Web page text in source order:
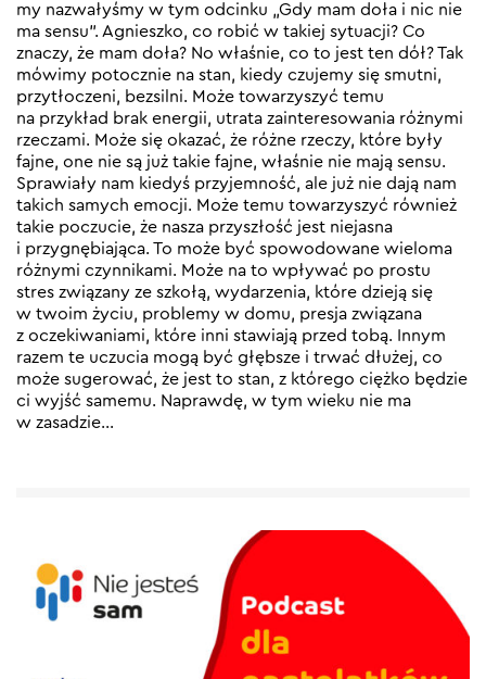
my nazwałyśmy w tym odcinku „Gdy mam doła i nic nie
ma sensu”. Agnieszko, co robić w takiej sytuacji? Co
znaczy, że mam doła? No właśnie, co to jest ten dół? Tak
mówimy potocznie na stan, kiedy czujemy się smutni,
przytłoczeni, bezsilni. Może towarzyszyć temu
na przykład brak energii, utrata zainteresowania różnymi
rzeczami. Może się okazać, że różne rzeczy, które były
fajne, one nie są już takie fajne, właśnie nie mają sensu.
Sprawiały nam kiedyś przyjemność, ale już nie dają nam
takich samych emocji. Może temu towarzyszyć również
takie poczucie, że nasza przyszłość jest niejasna
i przygnębiająca. To może być spowodowane wieloma
różnymi czynnikami. Może na to wpływać po prostu
stres związany ze szkołą, wydarzenia, które dzieją się
w twoim życiu, problemy w domu, presja związana
z oczekiwaniami, które inni stawiają przed tobą. Innym
razem te uczucia mogą być głębsze i trwać dłużej, co
może sugerować, że jest to stan, z którego ciężko będzie
ci wyjść samemu. Naprawdę, w tym wieku nie ma
w zasadzie…